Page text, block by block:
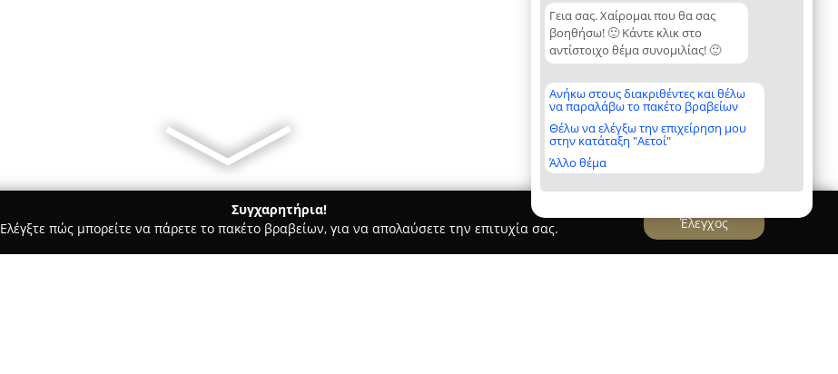
Γεια σας. Χαίρομαι που θα σας
βοηθήσω! 🙂 Κάντε κλικ στο
αντίστοιχο θέμα συνομιλίας! 🙂
Ανήκω στους διακριθέντες και θέλω
να παραλάβω το πακέτο βραβείων
Θέλω να ελέγξω την επιχείρηση μου
στην κατάταξη "Αετοί"
Άλλο θέμα
Συγχαρητήρια!
Ελέγξτε πώς μπορείτε να πάρετε το πακέτο βραβείων, για να απολαύσετε την επιτυχία σας.
Έλεγχος